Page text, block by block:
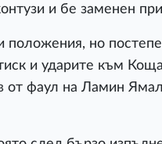
и бе заменен
положения, но
и ударите към Коща
от фаул на Ламин